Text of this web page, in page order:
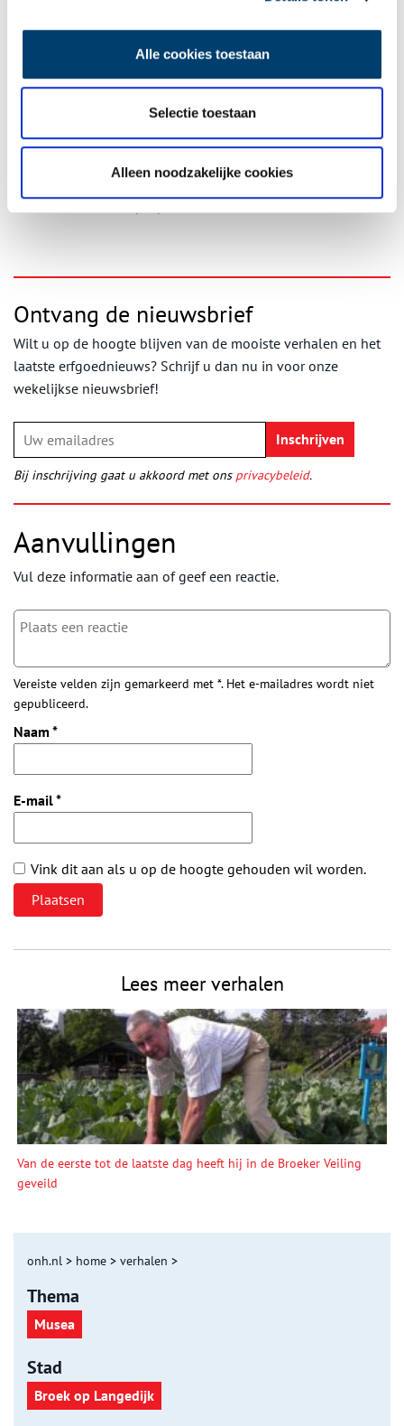
Alle cookies toestaan
Selectie toestaan
Alleen noodzakelijke cookies
bieden op de groentes en wie weet ga je met een heerlijke krop
sla naar huis! Ook worden rondvaarten door het Oosterdel
aangeboden en worden er bootjes verhuurd, waarmee je zelf
door het gebied kan varen.
goed af te sluiten kun je nog een van de terrasje pakken langs de
waterkant voor een lekkere maaltijd en een drankje.
Ontvang de nieuwsbrief
Wilt u op de hoogte blijven van de mooiste verhalen en het
laatste erfgoednieuws? Schrijf u dan nu in voor onze
wekelijkse nieuwsbrief!
Bij inschrijving gaat u akkoord met ons privacybeleid.
Aanvullingen
Vul deze informatie aan of geef een reactie.
Vereiste velden zijn gemarkeerd met *. Het e-mailadres wordt niet
gepubliceerd.
Naam *
E-mail*
Vink dit aan als u op de hoogte gehouden wil worden.
Lees meer verhalen
Van de eerste tot de laatste dag heeft hij in de Broeker Veiling
geveild
onh.nl > home > verhalen >
Thema
Musea
Stad
Broek op Langedijk